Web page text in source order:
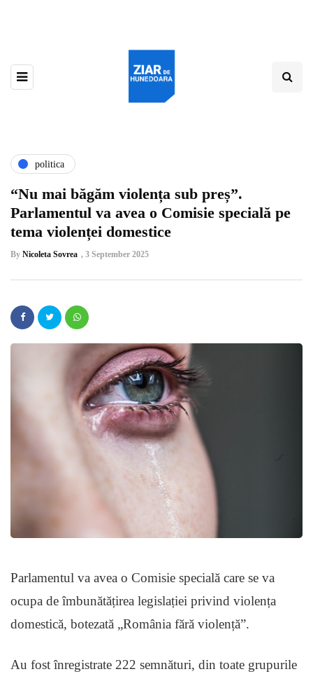
politica
“Nu mai băgăm violența sub preș”.
Parlamentul va avea o Comisie specială pe
tema violenței domestice
By Nicoleta Sovrea , 3 September 2025
Parlamentul va avea o Comisie specială care se va
ocupa de îmbunătățirea legislației privind violența
domestică, botezată „România fără violență”.
Au fost înregistrate 222 semnături, din toate grupurile